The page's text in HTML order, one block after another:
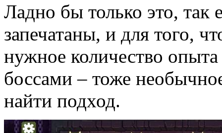
Ладно бы только это, так
запечатаны, и для того,
нужное количество
боссами – тоже
найти подход.